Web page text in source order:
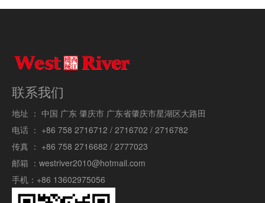
联系我们
地址 ： 中国 广东 肇庆市 广东省肇庆市星湖区大路田
电话 ： +86 758 2716712 / 2716702 / 2716782
传真 ： +86 758 2716682 / 2777023
邮箱 ： westriver2010@hotmail.com
手机： +86 13602975056